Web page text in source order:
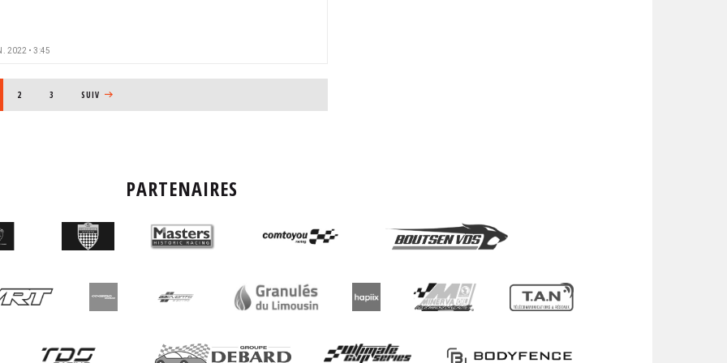
2022 • 3:45
COURANTE
PAGE
2 PAGE
3 PAGE SUIVANTE
SUIV
PARTENAIRES